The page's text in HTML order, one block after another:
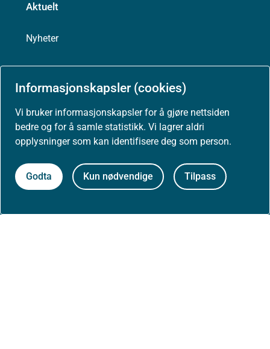
Informasjonskapsler (cookies)
Vi bruker informasjonskapsler for å gjøre nettsiden
bedre og for å samle statistikk. Vi lagrer aldri
opplysninger som kan identifisere deg som person.
Godta Kun nødvendige Tilpass
Aktuelt
Nyheter
Høringer
Presse
Om nettstedet